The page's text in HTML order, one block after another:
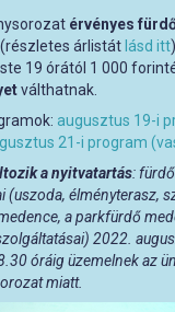
érvényes
árlistát lásd itt
19 órától 1 000
válthatnak.
augusztus 19-i
21-i program
a nyitvatartás:
(uszoda, élményterasz,
a parkfürdő
2022.
óráig üzemelnek az
miatt.